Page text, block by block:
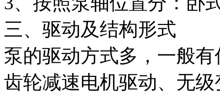
三、驱动及结构形式
泵的驱动方式多，一般
齿轮减速电机驱动、无